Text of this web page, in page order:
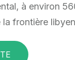
à environ
la frontière